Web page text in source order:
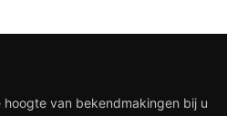
van bekendmakingen bij u